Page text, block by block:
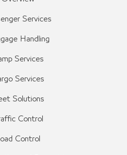
Services
Handling
Services
Services
Solutions
Control
Control